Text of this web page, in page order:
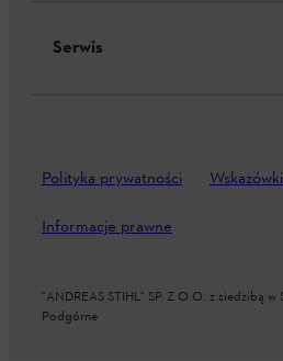
Serwis
Polityka prywatności
Informacje prawne
"ANDREAS STIHL" SP. Z O.O. z siedzibą
Podgórne